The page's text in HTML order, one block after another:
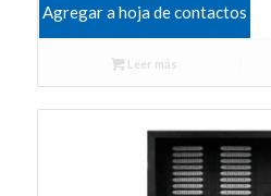
Agregar a hoja de contactos
Leer más